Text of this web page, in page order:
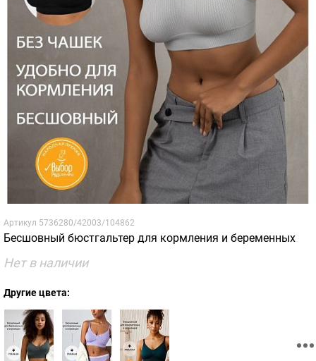
Артикул 5736280/42003/104862
Бесшовный бюстгальтер для кормления и беременных
Нет в наличии
Другие цвета: